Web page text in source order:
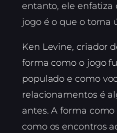
entanto, ele
jogo é o que o torna
Ken Levine, criador
forma como o jogo
populado e como
relacionamentos é
antes. A forma
como os encontros